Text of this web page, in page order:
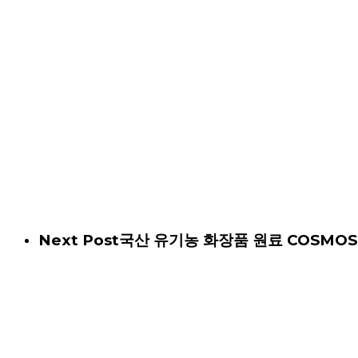
Next Post국산 유기농 화장품 원료